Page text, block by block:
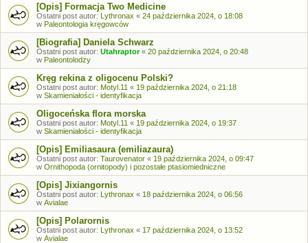
[Opis] Formacja Two Medicine
Ostatni post autor: Lythronax « 24 października 2024, o 18:08
w Paleontologia kręgowców
[Biografia] Daniela Schwarz
Ostatni post autor: Utahraptor« 20 października 2024, o 20:48
w Paleontolodzy
Kręg rekina z oligocenu Polski?
Ostatni post autor: Motyl.11 « 19 października 2024, o 21:18
w Skamieniałości - identyfikacja
Oligoceńska flora morska
Ostatni post autor: Motyl.11 « 19 października 2024, o 19:37
w Skamieniałości - identyfikacja
[Opis] Emiliasaura (emiliazaura)
Ostatni post autor: Taurovenator « 19 października 2024, o 09:47
w Ornithopoda (ornitopody) i pozostałe ptasiomiedniczne
[Opis] Jixiangornis
Ostatni post autor: Lythronax « 18 października 2024, o 06:56
w Avialae
[Opis] Polarornis
Ostatni post autor: Lythronax « 17 października 2024, o 13:52
w Avialae